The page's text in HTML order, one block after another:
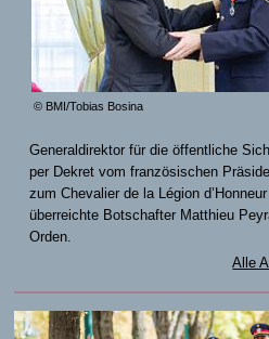
© BMI/Tobias Bosina
Generaldirektor für die öffentliche
per Dekret vom französischen
zum Chevalier de la Légion
überreichte Botschafter Matthieu
Orden.
Alle